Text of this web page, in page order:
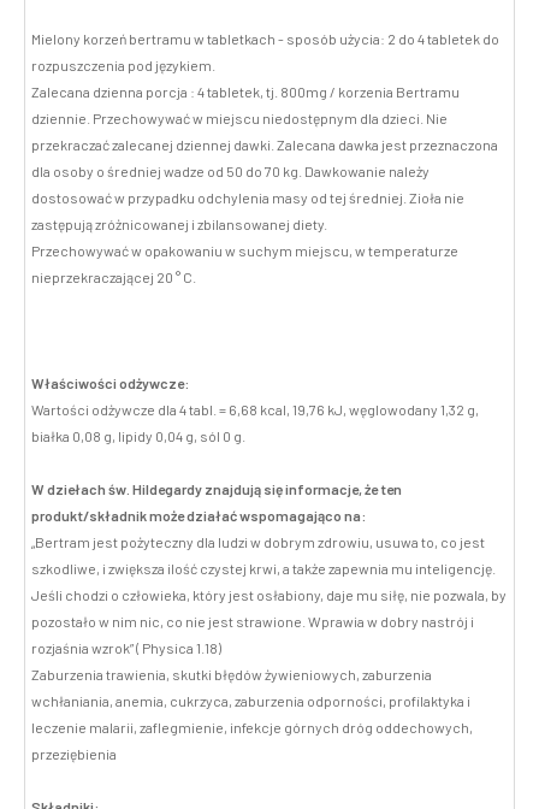
Mielony korzeń bertramu w tabletkach - sposób użycia: 2 do 4 tabletek do
rozpuszczenia pod językiem.
Zalecana dzienna porcja : 4 tabletek, tj. 800mg / korzenia Bertramu
dziennie. Przechowywać w miejscu niedostępnym dla dzieci. Nie
przekraczać zalecanej dziennej dawki. Zalecana dawka jest przeznaczona
dla osoby o średniej wadze od 50 do 70 kg. Dawkowanie należy
dostosować w przypadku odchylenia masy od tej średniej. Zioła nie
zastępują zróżnicowanej i zbilansowanej diety.
Przechowywać w opakowaniu w suchym miejscu, w temperaturze
nieprzekraczającej 20 ° C.
Właściwości odżywcze:
Wartości odżywcze dla 4 tabl. = 6,68 kcal, 19,76 kJ, węglowodany 1,32 g,
białka 0,08 g, lipidy 0,04 g, sól 0 g.
W dziełach św. Hildegardy znajdują się informacje, że ten
produkt/składnik może działać wspomagająco na:
„Bertram jest pożyteczny dla ludzi w dobrym zdrowiu, usuwa to, co jest
szkodliwe, i zwiększa ilość czystej krwi, a także zapewnia mu inteligencję.
Jeśli chodzi o człowieka, który jest osłabiony, daje mu siłę, nie pozwala, by
pozostało w nim nic, co nie jest strawione. Wprawia w dobry nastrój i
rozjaśnia wzrok” ( Physica 1.18)
Zaburzenia trawienia, skutki błędów żywieniowych, zaburzenia
wchłaniania, anemia, cukrzyca, zaburzenia odporności, profilaktyka i
leczenie malarii, zaflegmienie, infekcje górnych dróg oddechowych,
przeziębienia